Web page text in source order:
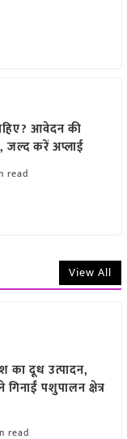
आवेदन की
जल्द करें अप्लाई
read
View All
का दूध उत्पादन,
पशुपालन क्षेत्र
read